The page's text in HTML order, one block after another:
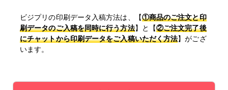
ビジプリの印刷データ入稿方法は、【①商品のご注文と印
刷データのご入稿を同時に行う方法】と【②ご注文完了後
にチャットから印刷データをご入稿いただく方法】がござ
います。